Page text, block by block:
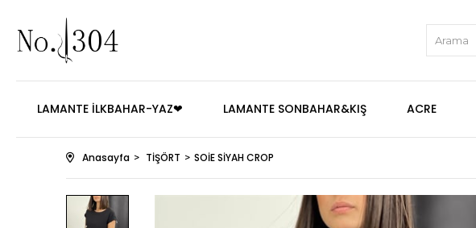
LAMANTE İLKBAHAR-YAZ❤ LAMANTE SONBAHAR&KIŞ ACRE
Anasayfa TİŞÖRT SOİE SİYAH CROP